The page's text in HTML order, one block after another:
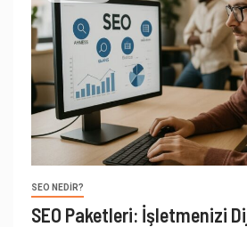
SEO NEDIR?
SEO Paketleri: İşletmenizi